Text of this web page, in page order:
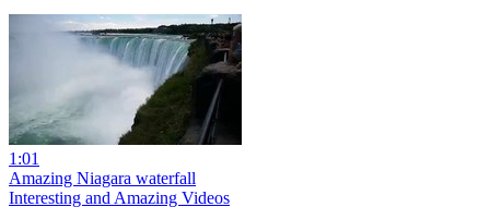
1:01
Amazing Niagara waterfall
Interesting and Amazing Videos